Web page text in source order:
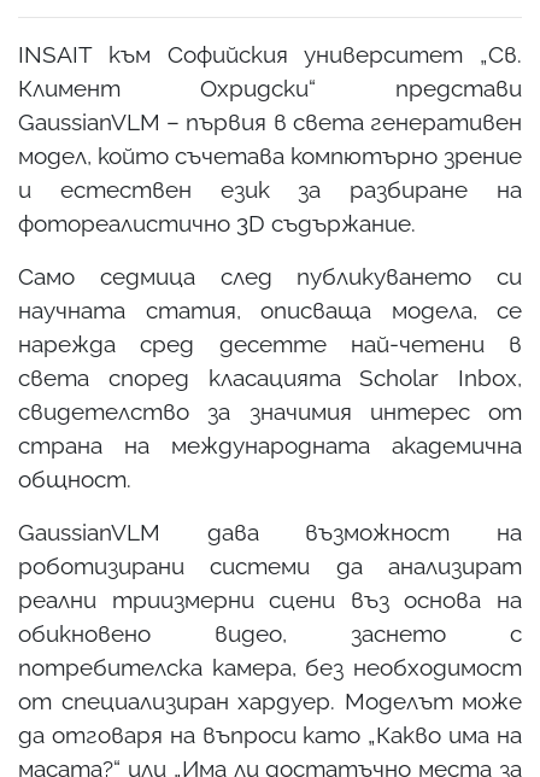
INSAIT към Софийския университет „Св.
Климент Охридски“ представи
GaussianVLM – първия в света генеративен
модел, който съчетава компютърно зрение
и естествен език за разбиране на
фотореалистично 3D съдържание.
Само седмица след публикуването си
научната статия, описваща модела, се
нарежда сред десетте най-четени в
света според класацията Scholar Inbox,
свидетелство за значимия интерес от
страна на международната академична
общност.
GaussianVLM дава възможност на
роботизирани системи да анализират
реални триизмерни сцени въз основа на
обикновено видео, заснето с
потребителска камера, без необходимост
от специализиран хардуер. Моделът може
да отговаря на въпроси като „Какво има на
масата?“ или „Има ли достатъчно места за